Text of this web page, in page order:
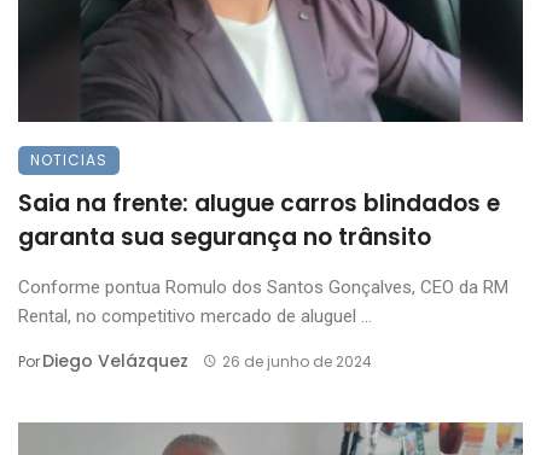
NOTICIAS
Saia na frente: alugue carros blindados e
garanta sua segurança no trânsito
Conforme pontua Romulo dos Santos Gonçalves, CEO da RM
Rental, no competitivo mercado de aluguel ...
PorDiego Velázquez 26 de junho de 2024